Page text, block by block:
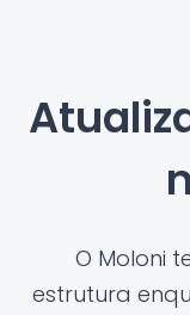
O Moloni
estrutura